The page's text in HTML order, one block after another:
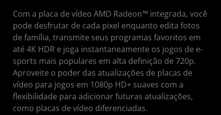
Com a placa de vídeo AMD Radeon™ integrada, você
pode desfrutar de cada pixel enquanto edita fotos
de família, transmite seus programas favoritos em
até 4K HDR e joga instantaneamente os jogos de e-
sports mais populares em alta definição de 720p.
Aproveite o poder das atualizações de placas de
vídeo para jogos em 1080p HD+ suaves com a
flexibilidade para adicionar futuras atualizações,
como placas de vídeo diferenciadas.